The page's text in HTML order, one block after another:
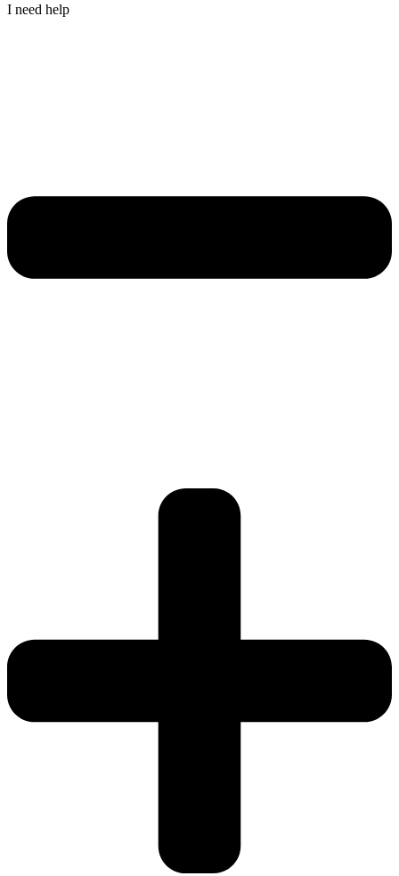
I need help